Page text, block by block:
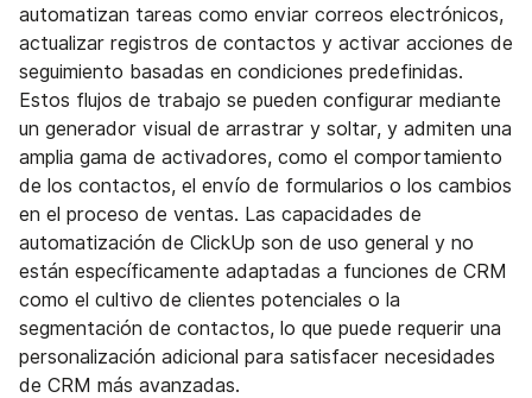
automatizan tareas como enviar correos electrónicos,
actualizar registros de contactos y activar acciones de
seguimiento basadas en condiciones predefinidas.
Estos flujos de trabajo se pueden configurar mediante
un generador visual de arrastrar y soltar, y admiten una
amplia gama de activadores, como el comportamiento
de los contactos, el envío de formularios o los cambios
en el proceso de ventas. Las capacidades de
automatización de ClickUp son de uso general y no
están específicamente adaptadas a funciones de CRM
como el cultivo de clientes potenciales o la
segmentación de contactos, lo que puede requerir una
personalización adicional para satisfacer necesidades
de CRM más avanzadas.